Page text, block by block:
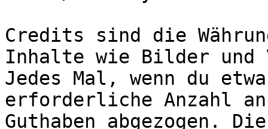
Credits sind die
Inhalte wie Bilder und
Jedes Mal, wenn du
erforderliche Anzahl
Guthaben abgezogen.